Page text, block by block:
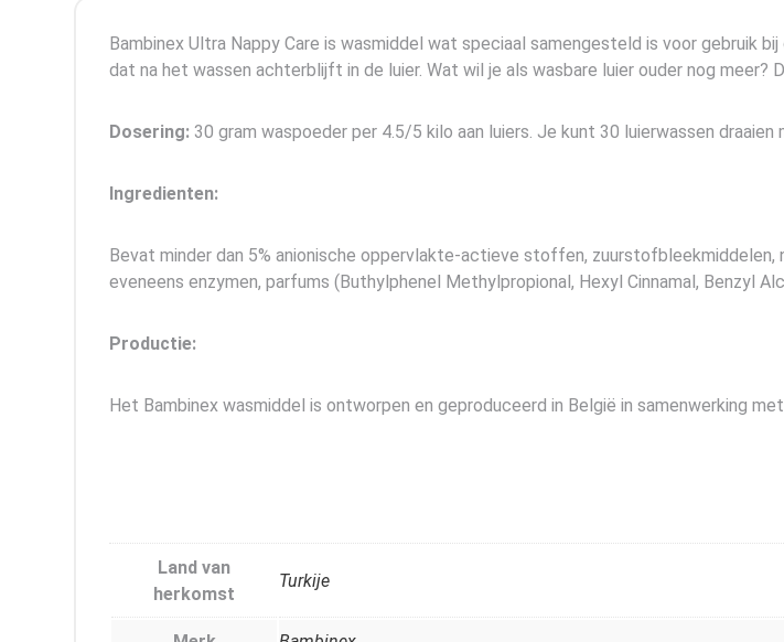
Bambinex Ultra Nappy Care is wasmiddel wat speciaal samengesteld is voor gebruik
dat na het wassen achterblijft in de luier. Wat wil je als wasbare luier ouder nog meer?
Dosering: 30 gram waspoeder per 4.5/5 kilo aan luiers. Je kunt 30 luierwassen
Ingredienten:
Bevat minder dan 5% anionische oppervlakte-actieve stoffen,
eveneens enzymen, parfums (Buthylphenel Methylpropional, Hexyl Cinnamal, Benzyl
Productie:
Het Bambinex wasmiddel is ontworpen en geproduceerd in België in samenwerking
Land van
herkomst
Turkije